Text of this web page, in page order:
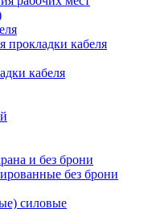
прокладки кабеля
кабеля
и без брони
без брони
силовые